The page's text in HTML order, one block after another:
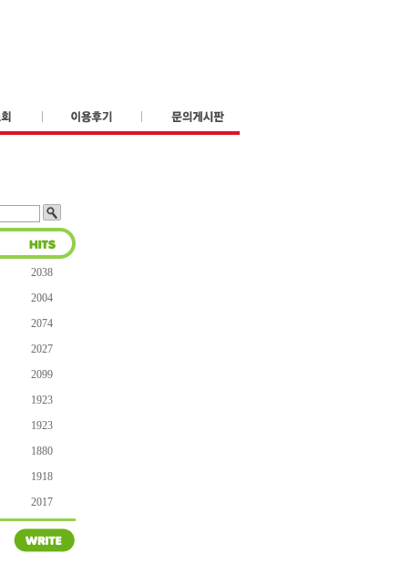
2038
2004
2074
2027
2099
1923
1923
1880
1918
2017